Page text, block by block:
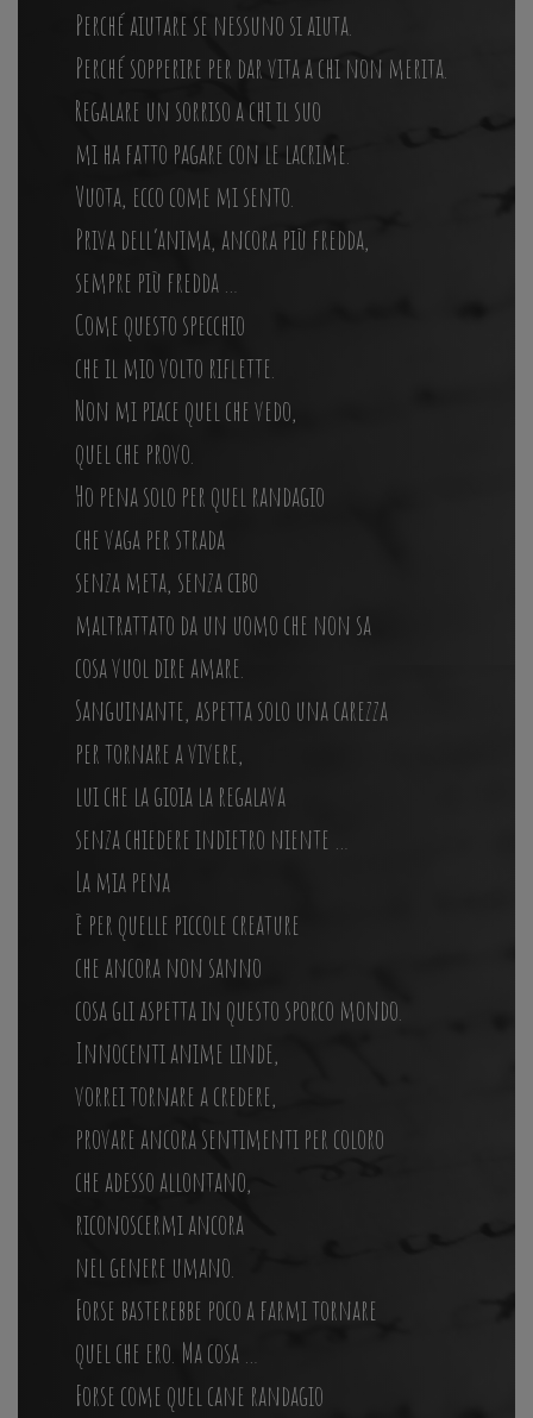
Perché aiutare se nessuno si aiuta.
Perché sopperire per dar vita a chi non merita.
Regalare un sorriso a chi il suo
mi ha fatto pagare con le lacrime.
Vuota, ecco come mi sento.
Priva dell’anima, ancora più fredda,
sempre più fredda …
Come questo specchio
che il mio volto riflette.
Non mi piace quel che vedo,
quel che provo.
Ho pena solo per quel randagio
che vaga per strada
senza meta, senza cibo
maltrattato da un uomo che non sa
cosa vuol dire amare.
Sanguinante, aspetta solo una carezza
per tornare a vivere,
lui che la gioia la regalava
senza chiedere indietro niente …
La mia pena
è per quelle piccole creature
che ancora non sanno
cosa gli aspetta in questo sporco mondo.
Innocenti anime linde,
vorrei tornare a credere,
provare ancora sentimenti per coloro
che adesso allontano,
riconoscermi ancora
nel genere umano.
Forse basterebbe poco a farmi tornare
quel che ero. Ma cosa …
Forse come quel cane randagio